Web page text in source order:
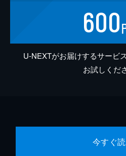
600
U-NEXTがお届けするサービ
お試しくだ
今すぐ